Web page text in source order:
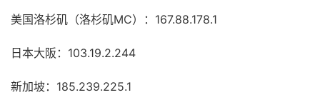
美国洛杉矶（洛杉矶MC）：167.88.178.1
日本大阪：103.19.2.244
新加坡：185.239.225.1